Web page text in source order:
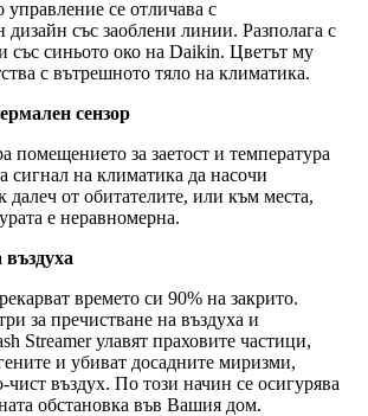
се отличава с
със заоблени линии. Разполага с
със синьото око на Daikin. Цветът му
с вътрешното тяло на климатика.
сензор
помещението за заетост и температура
сигнал на климатика да насочи
далеч от обитателите, или към места,
е неравномерна.
времето си 90% на закрито.
за пречистване на въздуха и
Streamer улавят праховите частици,
и убиват досадните миризми,
чист въздух. По този начин се осигурява
обстановка във Вашия дом.